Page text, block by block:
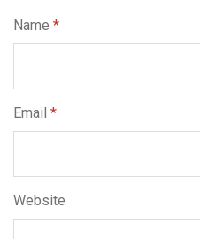
Name *
Email *
Website